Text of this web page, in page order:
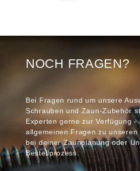
NOCH FRAGEN?
Bei Fragen rund um unsere
Schrauben und Zaun-Zubehör
Experten gerne zur Verfügung -
allgemeinen Fragen zu
bei deiner Zaunplanung oder
Bestellprozess.